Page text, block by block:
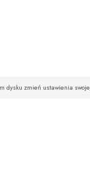
dysku zmień ustawienia